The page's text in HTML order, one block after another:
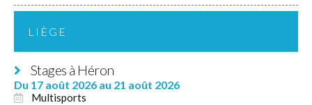
LIÈGE
Stages à Héron
Du 17 août 2026 au 21 août 2026
Multisports